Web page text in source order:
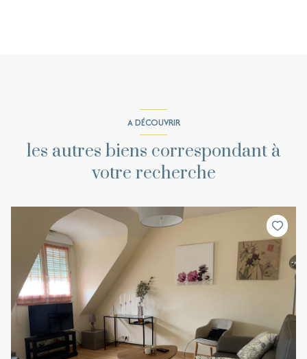
A DÉCOUVRIR
les autres biens correspondant à
votre recherche